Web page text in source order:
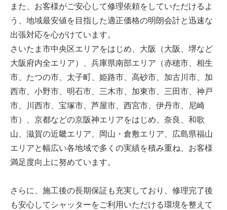
また、お客様がご安心して修理依頼をしていただけるよ
う、地域最安値を目指した適正価格の明朗会計と迅速な
出張対応を心がけています。
さいたま市中央区エリアをはじめ、大阪（大阪、堺など
大阪府内全エリア）、兵庫県南部エリア（赤穂市、相生
市、たつの市、太子町、姫路市、高砂市、加古川市、加
西市、小野市、明石市、三木市、加東市、三田市、神戸
市、川西市、宝塚市、芦屋市、西宮市、伊丹市、尼崎
市）、京都などの京阪神エリアをはじめ、奈良、和歌
山、滋賀の近畿エリア、岡山・倉敷エリア、広島県福山
エリアと幅広い各地域で多くの実績を積み重ね、お客様
満足度向上に努めています。
さらに、施工後の長期保証も充実しており、修理完了後
も安心してシャッターをご利用いただける環境を整えて